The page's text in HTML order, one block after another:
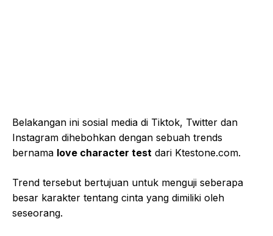
Belakangan ini sosial media di Tiktok, Twitter dan
Instagram dihebohkan dengan sebuah trends
bernama love character test dari Ktestone.com.
Trend tersebut bertujuan untuk menguji seberapa
besar karakter tentang cinta yang dimiliki oleh
seseorang.